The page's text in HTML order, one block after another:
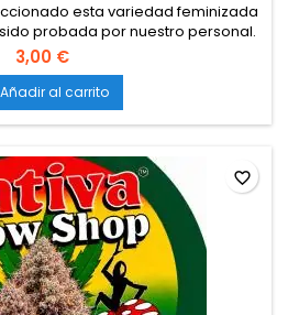
esta variedad feminizada
probada por nuestro personal.
feminizadas a granel a 1
70% índica / 20% sativa
de THC: Hasta 18%Tiempo de
la germinaciónProducción en
interior:...
3,00 €
Añadir al carrito
favorite_border